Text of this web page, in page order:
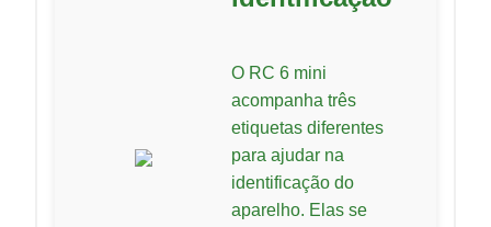
O RC 6 mini
acompanha três
etiquetas diferentes
para ajudar na
identificação do
aparelho. Elas se